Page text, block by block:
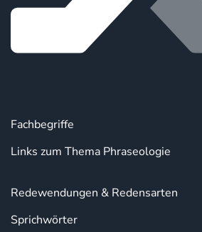
Fachbegriffe
Links zum Thema Phraseologie
Redewendungen & Redensarten
Sprichwörter